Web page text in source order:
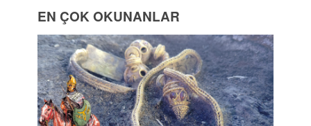
EN ÇOK OKUNANLAR